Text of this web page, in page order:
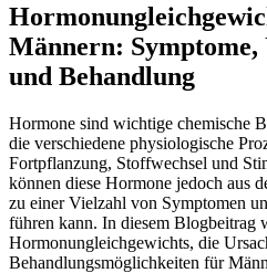
Männern: Symptome,
und Behandlung
Hormone sind wichtige chemische
die verschiedene physiologische
Fortpflanzung, Stoffwechsel und
können diese Hormone jedoch aus
zu einer Vielzahl von Symptomen
führen kann. In diesem Blogbeitrag
Hormonungleichgewichts, die
Behandlungsmöglichkeiten für